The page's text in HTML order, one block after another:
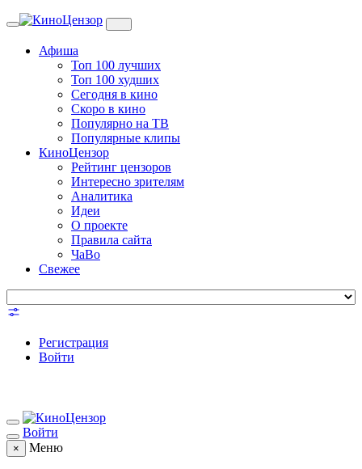
Toggle
Афиша
Топ 100 лучших
Топ 100 худших
Сегодня в кино
Скоро в кино
Популярно на ТВ
Популярные клипы
КиноЦензор
Рейтинг цензоров
Интересно зрителям
Аналитика
Идеи
О проекте
Правила сайта
ЧаВо
Свежее
Регистрация
Войти
Войти
× Меню